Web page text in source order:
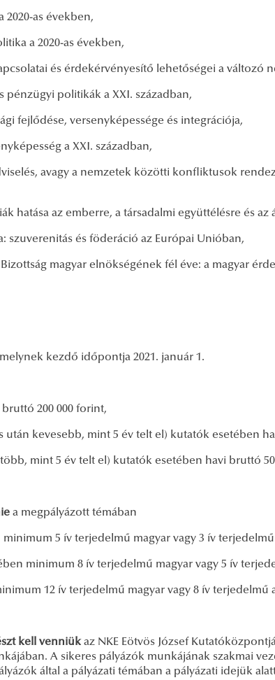
as években,
a 2020-as években,
és érdekérvényesítő lehetőségei a változó
pénzügyi politikák a XXI. században,
fejlődése, versenyképessége és integrációja,
a XXI. században,
avagy a nemzetek közötti konfliktusok
hatása az emberre, a társadalmi együttélésre és az
szuverenitás és föderáció az Európai Unióban,
magyar elnökségének fél éve: a magyar
kezdő időpontja 2021. január 1.
200 000 forint,
kevesebb, mint 5 év telt el) kutatók esetében
mint 5 év telt el) kutatók esetében havi bruttó
a megpályázott témában
5 ív terjedelmű magyar vagy 3 ív terjedelmű
8 ív terjedelmű magyar vagy 5 ív
12 ív terjedelmű magyar vagy 8 ív terjedelmű
kell venniükaz NKE Eötvös József
A sikeres pályázók munkájának szakmai
által a pályázati témában a pályázati idejük